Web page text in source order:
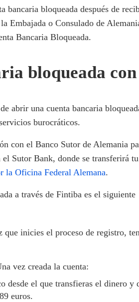
bancaria bloqueada después de
Embajada o Consulado de
Bancaria Bloqueada.
bloqueada
abrir una cuenta bancaria
burocráticos.
con el Banco Sutor de Alemania
Sutor Bank, donde se transferirá
la Oficina Federal Alemana.
a través de Fintiba es el siguiente
que inicies el proceso de registro,
vez creada la cuenta:
desde el que transfieras el dinero
euros.